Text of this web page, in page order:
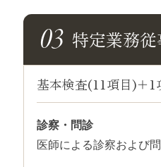
特定業務
基本検査(11項目)＋1
診察・問診
医師による診察および